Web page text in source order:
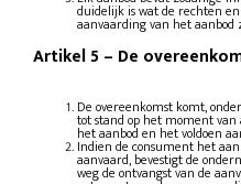
duidelijk is wat de rechten
aanvaarding van het aanbod
Artikel 5 – De
De overeenkomst komt,
tot stand op het moment
het aanbod en het voldoen
Indien de consument het
aanvaard, bevestigt de
weg de ontvangst van de